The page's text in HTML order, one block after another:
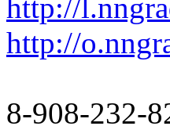
http://
http://
8-908-232-